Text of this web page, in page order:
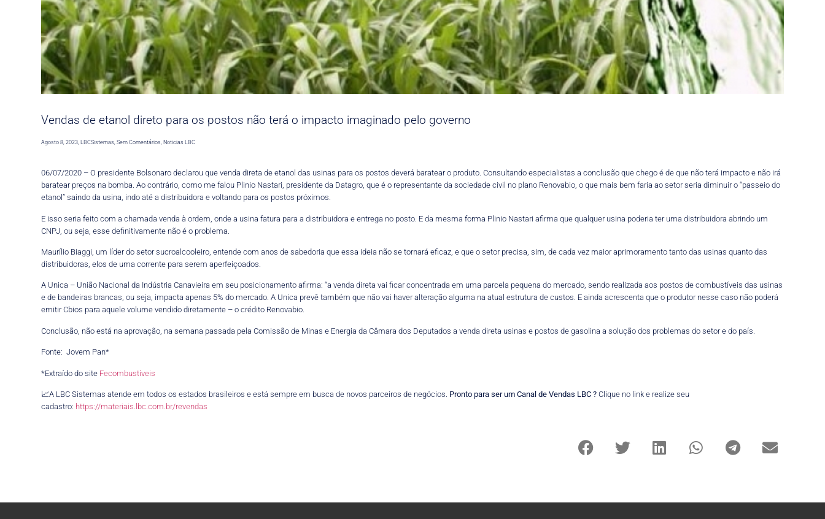
Vendas de etanol direto para os postos não terá o impacto imaginado pelo governo
Agosto 8, 2023 ,LBCSistemas Sem Comentários Noticias LBC
06/07/2020 – O presidente Bolsonaro declarou que venda direta de etanol das usinas para os postos deverá baratear o produto. Consultando especialistas a conclusão que chego é de que não terá impacto e não irá
baratear preços na bomba. Ao contrário, como me falou Plinio Nastari, presidente da Datagro, que é o representante da sociedade civil no plano Renovabio, o que mais bem faria ao setor seria diminuir o “passeio do
etanol” saindo da usina, indo até a distribuidora e voltando para os postos próximos.
E isso seria feito com a chamada venda à ordem, onde a usina fatura para a distribuidora e entrega no posto. E da mesma forma Plinio Nastari afirma que qualquer usina poderia ter uma distribuidora abrindo um
CNPJ, ou seja, esse definitivamente não é o problema.
Maurílio Biaggi, um líder do setor sucroalcooleiro, entende com anos de sabedoria que essa ideia não se tornará eficaz, e que o setor precisa, sim, de cada vez maior aprimoramento tanto das usinas quanto das
distribuidoras, elos de uma corrente para serem aperfeiçoados.
A Unica – União Nacional da Indústria Canavieira em seu posicionamento afirma: “a venda direta vai ficar concentrada em uma parcela pequena do mercado, sendo realizada aos postos de combustíveis das usinas
e de bandeiras brancas, ou seja, impacta apenas 5% do mercado. A Unica prevê também que não vai haver alteração alguma na atual estrutura de custos. E ainda acrescenta que o produtor nesse caso não poderá
emitir Cbios para aquele volume vendido diretamente – o crédito Renovabio.
Conclusão, não está na aprovação, na semana passada pela Comissão de Minas e Energia da Câmara dos Deputados a venda direta usinas e postos de gasolina a solução dos problemas do setor e do país.
Fonte: Jovem Pan*
*Extraído do site Fecombustíveis
📈A LBC Sistemas atende em todos os estados brasileiros e está sempre em busca de novos parceiros de negócios. Pronto para ser um Canal de Vendas LBC ?Clique no link e realize seu
cadastro: https://materiais.lbc.com.br/revendas